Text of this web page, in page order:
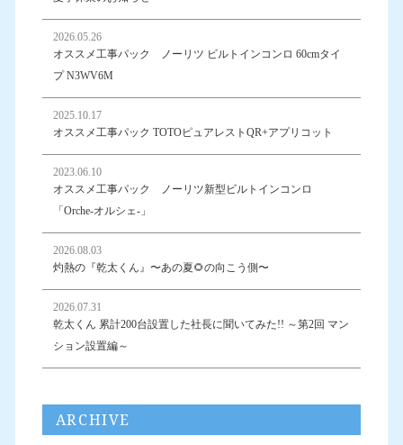
2026.05.26
オススメ工事パック ノーリツ ビルトインコンロ 60cmタイ
プ N3WV6M
2025.10.17
オススメ工事パック TOTOピュアレストQR+アプリコット
2023.06.10
オススメ工事パック ノーリツ新型ビルトインコンロ
「Orche-オルシェ-」
2026.08.03
灼熱の『乾太くん』〜あの夏🌻の向こう側〜
2026.07.31
乾太くん 累計200台設置した社長に聞いてみた!! ～第2回 マン
ション設置編～
ARCHIVE